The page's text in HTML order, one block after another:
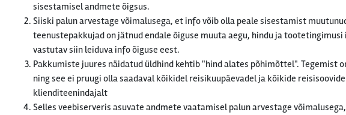
sisestamisel andmete õigsus.
Siiski palun arvestage võimalusega, et info võib olla peale sisestamist
teenustepakkujad on jätnud endale õiguse muuta aegu, hindu ja
vastutav siin leiduva info õiguse eest.
Pakkumiste juures näidatud üldhind kehtib "hind alates põhimõttel". Tegemist
ning see ei pruugi olla saadaval kõikidel reisikuupäevadel ja kõikide
klienditeenindajalt
Selles veebiserveris asuvate andmete vaatamisel palun arvestage